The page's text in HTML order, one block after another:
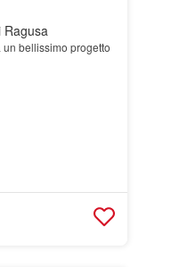
bellissimo progetto